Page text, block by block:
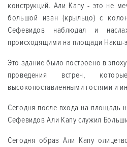
конструкций. Али Капу - это не
большой иван (крыльцо) с
Сефевидов наблюдал и
происходящими на площади Накш-
Это здание было построено в
проведения встреч,
высокопоставленными гостями и
Сегодня после входа на площадь
Сефевидов Али Капу служил
Сегодня образ Али Капу